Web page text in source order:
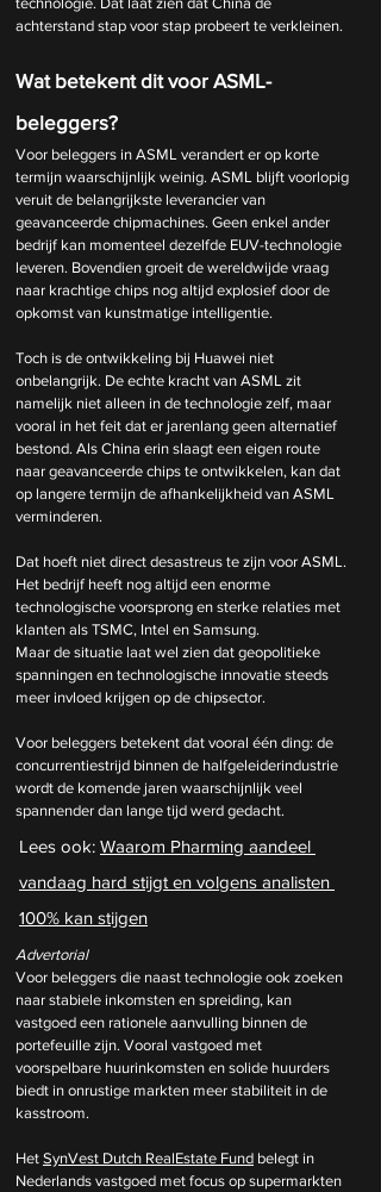
achterstand stap voor stap probeert te verkleinen.
Wat betekent dit voor ASML-
beleggers?
Voor beleggers in ASML verandert er op korte
termijn waarschijnlijk weinig. ASML blijft voorlopig
veruit de belangrijkste leverancier van
geavanceerde chipmachines. Geen enkel ander
bedrijf kan momenteel dezelfde EUV-technologie
leveren. Bovendien groeit de wereldwijde vraag
naar krachtige chips nog altijd explosief door de
opkomst van kunstmatige intelligentie.
Toch is de ontwikkeling bij Huawei niet
onbelangrijk. De echte kracht van ASML zit
namelijk niet alleen in de technologie zelf, maar
vooral in het feit dat er jarenlang geen alternatief
bestond. Als China erin slaagt een eigen route
naar geavanceerde chips te ontwikkelen, kan dat
op langere termijn de afhankelijkheid van ASML
verminderen.
Dat hoeft niet direct desastreus te zijn voor ASML.
Het bedrijf heeft nog altijd een enorme
technologische voorsprong en sterke relaties met
klanten als TSMC, Intel en Samsung.
Maar de situatie laat wel zien dat geopolitieke
spanningen en technologische innovatie steeds
meer invloed krijgen op de chipsector.
Voor beleggers betekent dat vooral één ding: de
concurrentiestrijd binnen de halfgeleiderindustrie
wordt de komende jaren waarschijnlijk veel
spannender dan lange tijd werd gedacht.
Lees ook: Waarom Pharming aandeel
vandaag hard stijgt en volgens analisten
100% kan stijgen
Advertorial
Voor beleggers die naast technologie ook zoeken
naar stabiele inkomsten en spreiding, kan
vastgoed een rationele aanvulling binnen de
portefeuille zijn. Vooral vastgoed met
voorspelbare huurinkomsten en solide huurders
biedt in onrustige markten meer stabiliteit in de
kasstroom.
Het SynVest Dutch RealEstate Fund belegt in
Nederlands vastgoed met focus op supermarkten